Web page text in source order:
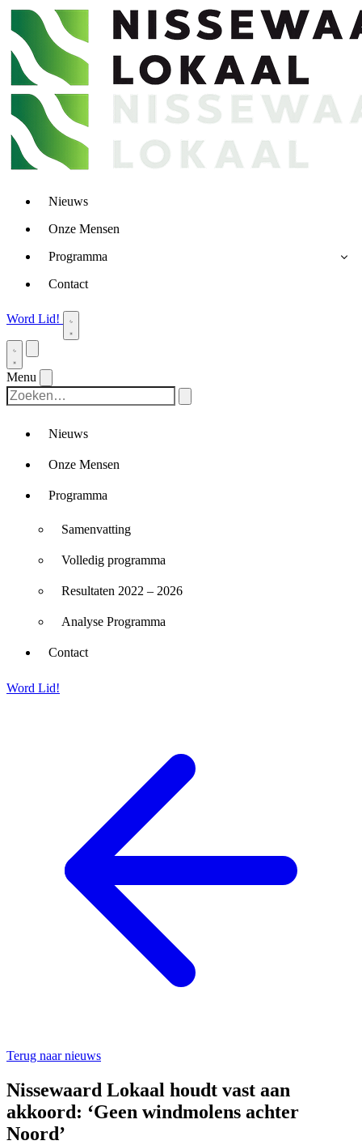
Nieuws
Onze Mensen
Programma
Contact
Word Lid!
Menu
Nieuws
Onze Mensen
Programma
Samenvatting
Volledig programma
Resultaten 2022 – 2026
Analyse Programma
Contact
Word Lid!
Terug naar nieuws
Nissewaard Lokaal houdt vast aan
akkoord: ‘Geen windmolens achter
Noord’